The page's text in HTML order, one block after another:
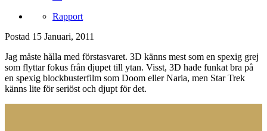
Rapport
Postad 15 Januari, 2011
Jag måste hålla med förstasvaret. 3D känns mest som en spexig grej
som flyttar fokus från djupet till ytan. Visst, 3D hade funkat bra på
en spexig blockbusterfilm som Doom eller Naria, men Star Trek
känns lite för seriöst och djupt för det.